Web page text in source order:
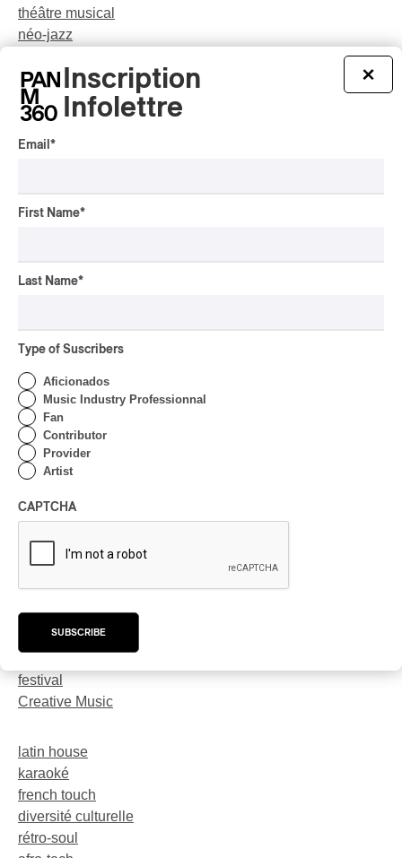
théâtre musical
néo-jazz
drag-queen
Chansonnier
central asia
mutant-disco
Downbeat
musique traditionnelle arménienne
social media pop
pow wow
Indigenous Soul Music
SLACKER
Dungeon Synth
glam
chaoui
musique traditionnelle
marionnettes
dark-rave
trompette
Neo-Electro
festival
Creative Music
latin house
karaoké
french touch
diversité culturelle
rétro-soul
×
Inscription
Infolettre
Email *
First Name*
Last Name*
Type of Suscribers
Aficionados
Music Industry Professionnal
Fan
Contributor
Provider
Artist
CAPTCHA
SUBSCRIBE